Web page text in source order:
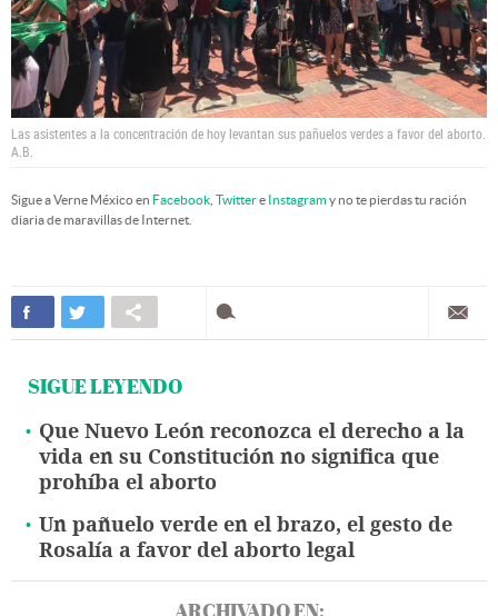
Las asistentes a la concentración de hoy levantan sus pañuelos verdes a favor del aborto.
A.B.
Sigue a Verne México en Facebook Twittere Instagramy no te pierdas tu ración
diaria de maravillas de Internet.
SIGUE LEYENDO
Que Nuevo León reconozca el derecho a la
vida en su Constitución no significa que
prohíba el aborto
Un pañuelo verde en el brazo, el gesto de
Rosalía a favor del aborto legal